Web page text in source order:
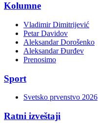
Kolumne
Vladimir Dimitrijević
Petar Davidov
Aleksandar Dorošenko
Aleksandar Đurđev
Prenosimo
Sport
Svetsko prvenstvo 2026
Ratni izveštaji